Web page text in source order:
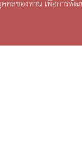
คลของท่าน เพื่อการพั